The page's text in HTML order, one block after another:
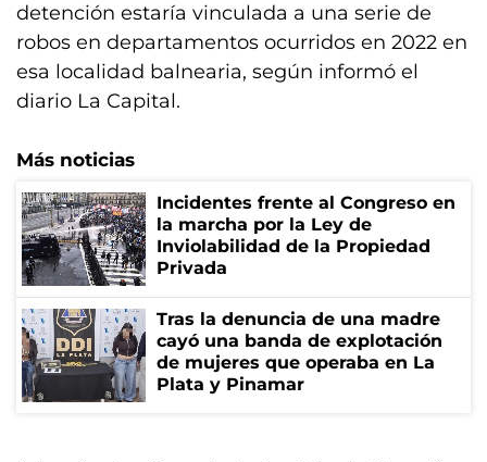
detención estaría vinculada a una serie de
robos en departamentos ocurridos en 2022 en
esa localidad balnearia, según informó el
diario La Capital.
Más noticias
Incidentes frente al Congreso en
la marcha por la Ley de
Inviolabilidad de la Propiedad
Privada
Tras la denuncia de una madre
cayó una banda de explotación
de mujeres que operaba en La
Plata y Pinamar